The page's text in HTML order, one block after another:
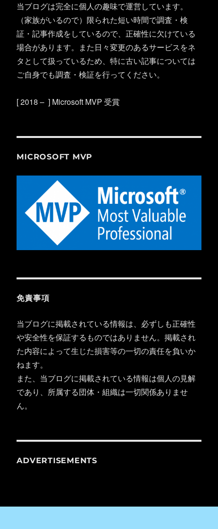
当ブログは完全に個人の趣味で運営しています。
（家族がいるので）限られた短い時間で調査・検
証・記事作成をしているので、正確性に欠けている
場合があります。また日々変更のあるサービスをネ
タとして扱っているため、特に古い記事については
ご自身でも調査・検証を行ってください。
[ 2018 – ] Microsoft MVP 受賞
MICROSOFT MVP
免責事項
当ブログに掲載されている情報は、必ずしも正確性
や安全性を保証するものではありません。掲載され
た内容によって生じた損害等の一切の責任を負いか
ねます。
また、当ブログに掲載されている情報は個人の見解
であり、所属する団体・組織は一切関係ありませ
ん。
ADVERTISEMENTS